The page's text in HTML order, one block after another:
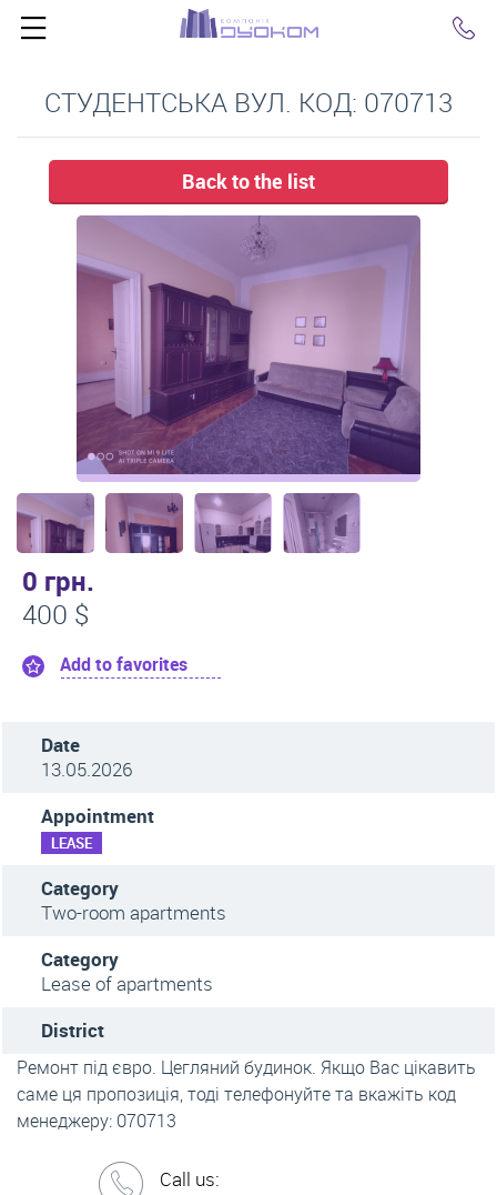
СТУДЕНТСЬКА ВУЛ. КОД: 070713
Back to the list
0 грн.
400 $
Add to favorites
Date
13.05.2026
Appointment
LEASE
Category
Two-room apartments
Category
Lease of apartments
District
Ремонт під євро. Цегляний будинок. Якщо Вас цікавить
саме ця пропозиція, тоді телефонуйте та вкажіть код
менеджеру: 070713
Call us: